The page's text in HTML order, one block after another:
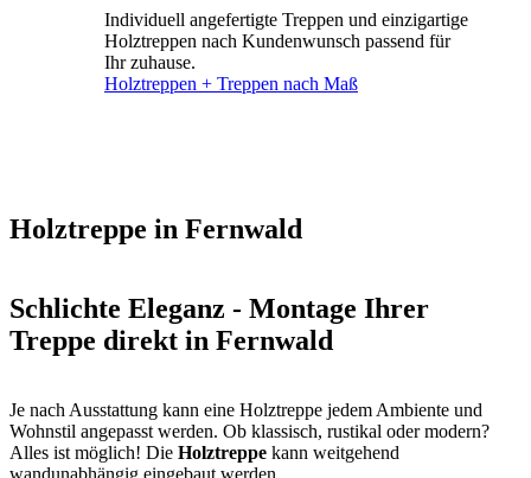
Individuell angefertigte Treppen und einzigartige
Holztreppen nach Kundenwunsch passend für
Ihr zuhause.
Holztreppen + Treppen nach Maß
Holztreppe in Fernwald
Schlichte Eleganz - Montage Ihrer
Treppe direkt in Fernwald
Je nach Ausstattung kann eine Holztreppe jedem Ambiente und
Wohnstil angepasst werden. Ob klassisch, rustikal oder modern?
Alles ist möglich! Die Holztreppe kann weitgehend
wandunabhängig eingebaut werden.